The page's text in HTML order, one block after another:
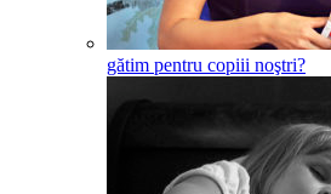
gătim pentru copiii noştri?